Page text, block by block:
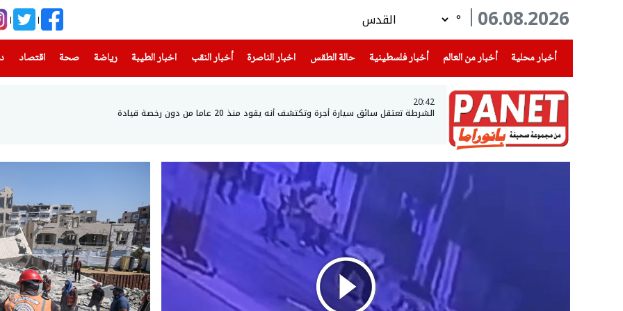
06.08.2026
°
أخبار محلية
(current) أخبار من العالم أخبار فلسطينية(current) حالة الطقس اخبار الناصرة
(current) أخبار النقب اخبار الطيبة(current) رياضة
(current) صحة(current) اقتصاد
20:42
الشرطة تعتقل سائق سيارة أجرة وتكتشف أنه يقود منذ 20 عاما من دون رخصة قيادة